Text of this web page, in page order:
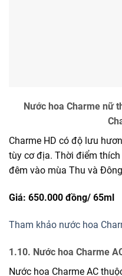
Nước hoa Charme nữ
Charme HD có độ lưu
tùy cơ địa. Thời điểm
đêm vào mùa Thu và
Giá: 650.000 đồng/ 65ml
Tham khảo nước hoa
1.10. Nước hoa Charme
Nước hoa Charme AC